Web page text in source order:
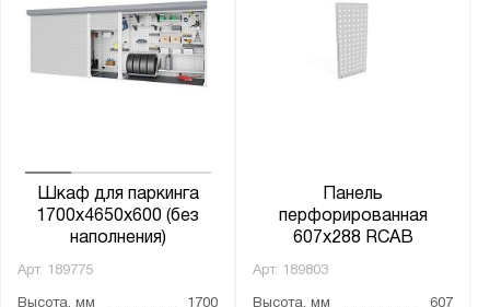
Шкаф для паркинга
1700х4650х600 (без
наполнения)
Арт. 189775
Высота, мм
1700
Панель
перфорированная
607х288 RCAB
Арт. 189803
Высота, мм
607
Серия:
Boxes
MS Hard